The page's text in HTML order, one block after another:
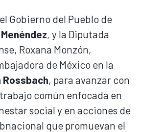
Gobierno del Pueblo de
, y la Diputada
Roxana Monzón,
de México en la
Rossbach, para avanzar con
común enfocada en
social y en acciones de
que promuevan el